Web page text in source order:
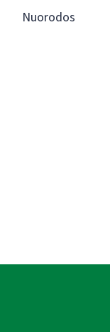
Nuorodos